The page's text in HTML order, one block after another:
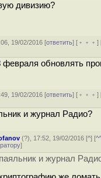
дивизию?
19/02/2016 [ответить] [ ﹢﹢﹢]
февраля обновлять
19/02/2016 [ответить] [ ﹢﹢﹢]
и журнал Радио?
(?), 17:52, 19/02/2016 [^] [
]
и журнал